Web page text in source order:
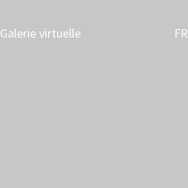
Galerie virtuelle FR